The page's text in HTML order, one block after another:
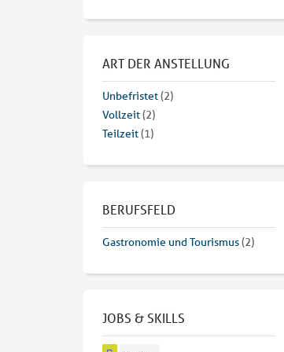
ART DER ANSTELLUNG
Unbefristet(2)
Vollzeit(2)
Teilzeit(1)
BERUFSFELD
Gastronomie und Tourismus(2)
JOBS & SKILLS